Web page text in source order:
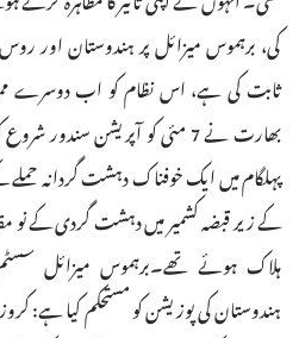
کی، برہموس میزائل پر ہندوستان اور
ثابت کی ہے، اس نظام کو اب دوسرے
بھارت نے 7 مئی کو آپریشن
پہلگام میں ایک خوفناک دہشت گردانہ
ہلاک ہوئے تھے۔برہموس میزائل
ہندوستان کی پوزیشن کو مستحکم کیا ہے: